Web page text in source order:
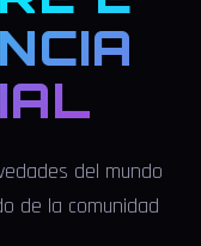
del mundo
de la comunidad